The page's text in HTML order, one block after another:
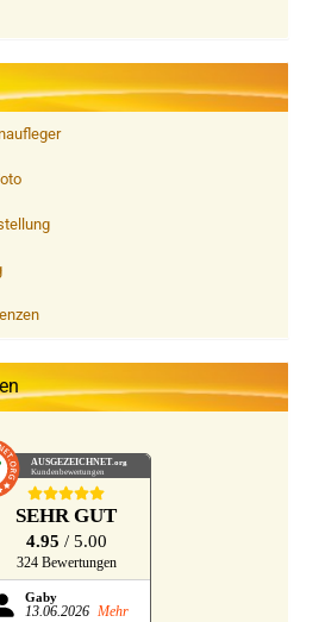
AUSGEZEICHNET.org
Kundenbewertungen
SEHR GUT
4.95 / 5.00
324 Bewertungen
Gaby
13.06.2026 Mehr